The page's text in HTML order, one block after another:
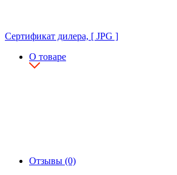
Сертификат дилера, [ JPG ]
О товаре
Отзывы (0)